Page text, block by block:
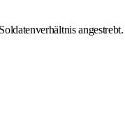
angestrebt.